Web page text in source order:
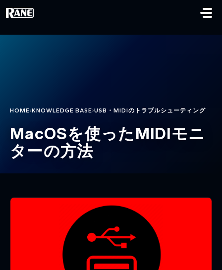
HOME›KNOWLEDGE BASE›USB・MIDIのトラブルシューティング
MacOSを使ったMIDIモニ
ターの方法